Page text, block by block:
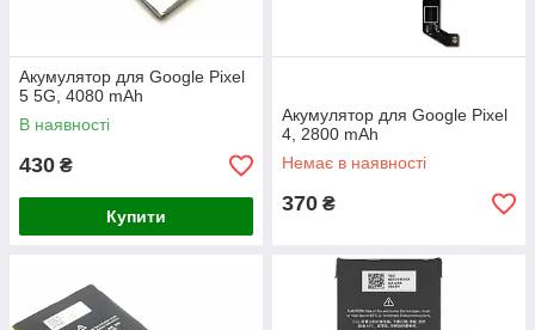
Акумулятор для Google Pixel
5 5G, 4080 mAh
В наявності
430 ₴
Купити
Акумулятор для Google Pixel
4, 2800 mAh
Немає в наявності
370 ₴